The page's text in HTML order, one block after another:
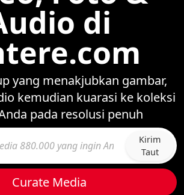
di
yang menakjubkan gambar,
kemudian kuarasi ke koleksi
pada resolusi penuh
Kirim
Taut
Curate Media